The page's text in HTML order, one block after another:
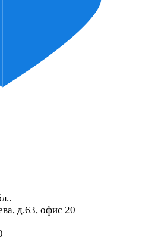
д.63, офис 20